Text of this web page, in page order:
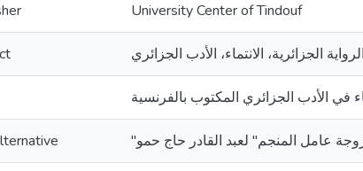
University Center of Tindouf
في الأدب الجزائري المكتوب بالفرنسية
عامل المنجم" لعبد القادر حاج حمو